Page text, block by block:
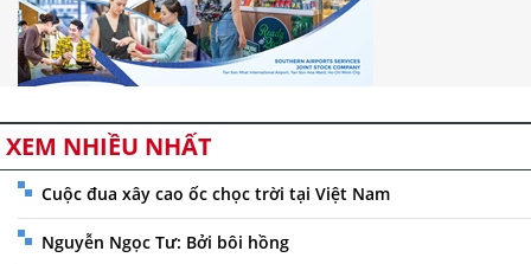
XEM NHIỀU NHẤT
Cuộc đua xây cao ốc chọc trời tại Việt Nam
Nguyễn Ngọc Tư: Bởi bôi hồng